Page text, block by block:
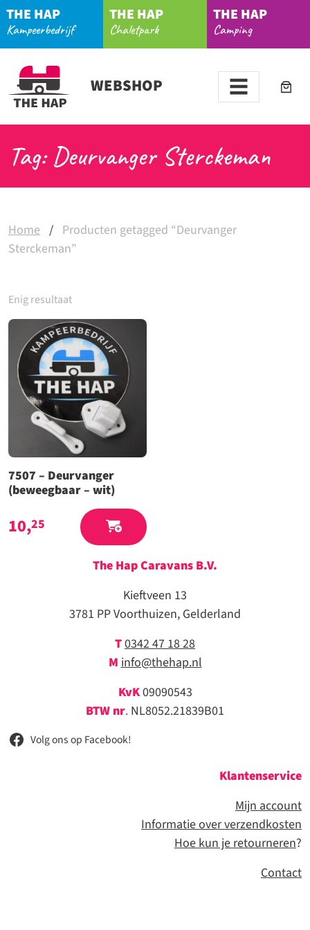
THE HAP
Kampeerbedrijf
THE HAP
Chaletpark
THE HAP
Camping
WEBSHOP
Tag: Deurvanger Sterckeman
Home / Producten getagged “Deurvanger
Sterckeman”
Enig resultaat
7507 – Deurvanger
(beweegbaar – wit)
10,25
The Hap Caravans B.V.
Kieftveen 13
3781 PP Voorthuizen, Gelderland
T0342 47 18 28
M info@thehap.nl
KvK09090543
BTW nr. NL8052.21839B01
Volg ons op Facebook!
Klantenservice
Mijn account
Informatie over verzendkosten
Hoe kun je retourneren?
Contact